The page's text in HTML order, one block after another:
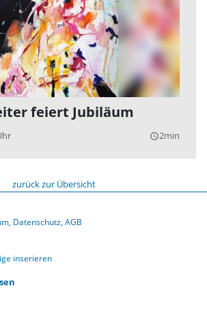
feiert Jubiläum
query_builder2min
zurück zur Übersicht
Datenschutz AGB
inserieren